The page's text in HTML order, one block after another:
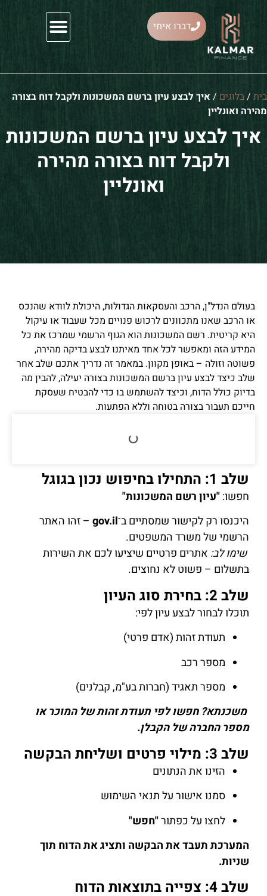
דברו איתי
/בלוגים/ איך לבצע עיון ברשם המשכונות ולקבל דוח בצורה
ואונליין
איך לבצע עיון ברשם המשכונות
ולקבל דוח בצורה מהירה
ואונליין
בעולם הנדל"ן, הרכב והעסקאות הגדולות, היכולת לוודא שהנכס
או הרכב שאנו מתכוונים לרכוש פנויים מכל שעבוד או עיקול
היא קריטית. רשם המשכונות הוא הגוף הרשמי שמרכז את כל
המידע הזה ומאפשר לכל אחד מאיתנו לבצע בדיקה מהירה,
פשוטה וזולה – באופן מקוון. במאמר זה נדריך אתכם שלב אחר
שלב כיצד לבצע עיון ברשם המשכונות בצורה יעילה, להבין מה
בדיוק כולל הדוח, וכיצד להשתמש בו כדי להבטיח שעסקת
חייכם תעבור בצורה בטוחה וללא הפתעות.
שלב 1: התחילו בחיפוש נכון בגוגל
חפשו:"עיון רשם המשכונות"
היכנסו רק לקישור שמסתיים ב־gov.il– זהו האתר
הרשמי של משרד המשפטים.
שימו לב:אתרים פרטיים שיציעו לכם את השירות
בתשלום – פשוט לא נחוצים.
שלב 2: בחירת סוג העיון
תוכלו לבחור לבצע עיון לפי:
תעודת זהות (אדם פרטי)
מספר רכב
מספר תאגיד (חברות בע"מ, קבלנים)
משכנתא? חפשו לפי תעודת זהות של המוכר או
מספר החברה של הקבלן.
שלב 3: מילוי פרטים ושליחת הבקשה
הזינו את הנתונים
סמנו אישור על תנאי השימוש
לחצו על כפתור"חפש"
המערכת תעבד את הבקשה ותציג את הדוח תוך
שניות.
שלב 4: צפייה בתוצאות הדוח